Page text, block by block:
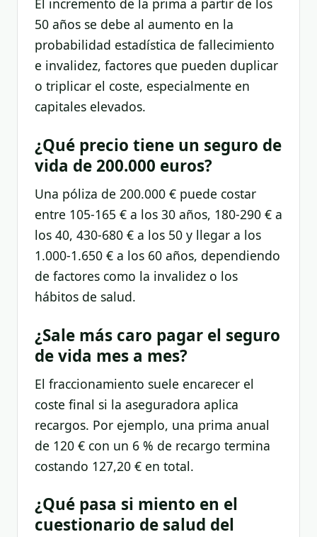
El incremento de la prima a partir de los
50 años se debe al aumento en la
probabilidad estadística de fallecimiento
e invalidez, factores que pueden duplicar
o triplicar el coste, especialmente en
capitales elevados.
¿Qué precio tiene un seguro de
vida de 200.000 euros?
Una póliza de 200.000 € puede costar
entre 105-165 € a los 30 años, 180-290 € a
los 40, 430-680 € a los 50 y llegar a los
1.000-1.650 € a los 60 años, dependiendo
de factores como la invalidez o los
hábitos de salud.
¿Sale más caro pagar el seguro
de vida mes a mes?
El fraccionamiento suele encarecer el
coste final si la aseguradora aplica
recargos. Por ejemplo, una prima anual
de 120 € con un 6 % de recargo termina
costando 127,20 € en total.
¿Qué pasa si miento en el
cuestionario de salud del